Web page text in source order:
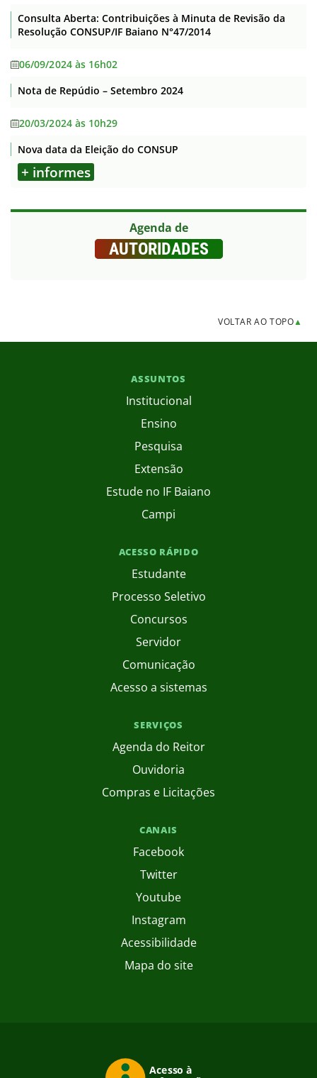
Consulta Aberta: Contribuições à Minuta de Revisão da
Resolução CONSUP/IF Baiano N°47/2014
06/09/2024 às 16h02
Nota de Repúdio – Setembro 2024
20/03/2024 às 10h29
Nova data da Eleição do CONSUP
+ informes
Agenda de
AUTORIDADES
VOLTAR AO TOPO▲
ASSUNTOS
Institucional
Ensino
Pesquisa
Extensão
Estude no IF Baiano
Campi
ACESSO RÁPIDO
Estudante
Processo Seletivo
Concursos
Servidor
Comunicação
Acesso a sistemas
SERVIÇOS
Agenda do Reitor
Ouvidoria
Compras e Licitações
CANAIS
Facebook
Twitter
Youtube
Instagram
Acessibilidade
Mapa do site